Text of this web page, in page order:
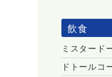
飲食
ミスタード
ドトールコ